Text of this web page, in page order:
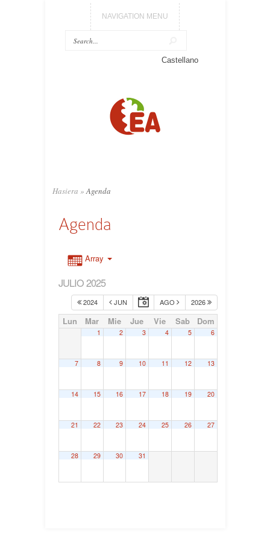
NAVIGATION MENU
Castellano
Hasiera » Agenda
Agenda
Array
JULIO 2025
2024 JUN AGO 2026
Lun Mar Mie Jue Vie Sab Dom
1 2 3 4 5 6
7 8 9 10 11 12 13
14 15 16 17 18 19 20
21 22 23 24 25 26 27
28 29 30 31